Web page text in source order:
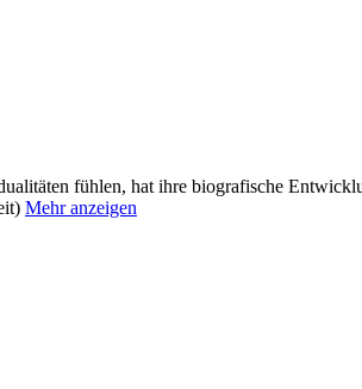
fühlen, hat ihre biografische
Mehr anzeigen